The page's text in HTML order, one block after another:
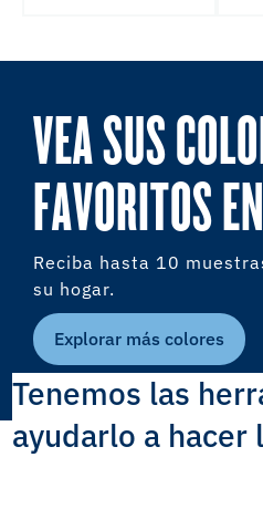
VEA SUS
FAVORITOS
Reciba hasta 10
su hogar.
Explorar más colores
Tenemos las
ayudarlo a hacer